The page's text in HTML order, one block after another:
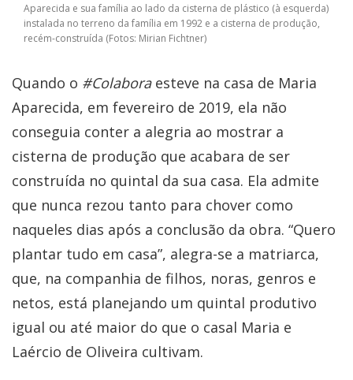
Aparecida e sua família ao lado da cisterna de plástico (à esquerda)
instalada no terreno da família em 1992 e a cisterna de produção,
recém-construída (Fotos: Mirian Fichtner)
Quando o #Colaboraesteve na casa de Maria
Aparecida, em fevereiro de 2019, ela não
conseguia conter a alegria ao mostrar a
cisterna de produção que acabara de ser
construída no quintal da sua casa. Ela admite
que nunca rezou tanto para chover como
naqueles dias após a conclusão da obra. “Quero
plantar tudo em casa”, alegra-se a matriarca,
que, na companhia de filhos, noras, genros e
netos, está planejando um quintal produtivo
igual ou até maior do que o casal Maria e
Laércio de Oliveira cultivam.